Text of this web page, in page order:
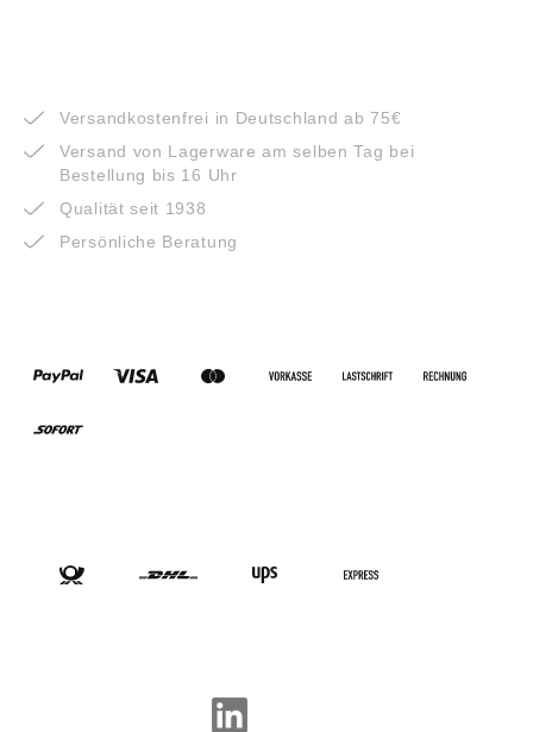
Versandkostenfrei in Deutschland ab 75€
Versand von Lagerware am selben Tag bei
Bestellung bis 16 Uhr
Qualität seit 1938
Persönliche Beratung